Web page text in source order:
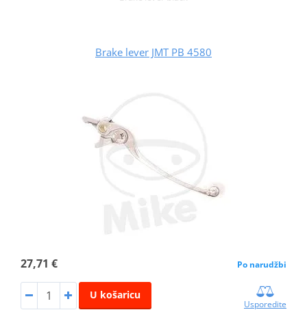
Brake lever JMT PB 4580
27,71 € Po narudžbi
U košaricu
Usporedite